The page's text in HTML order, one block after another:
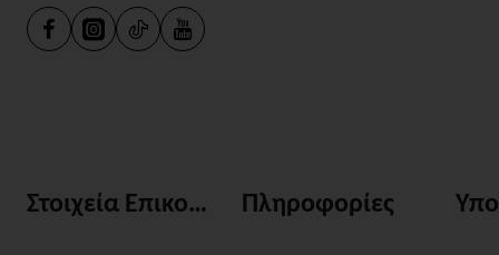
Στοιχεία Επικοινωνίας Πληροφορίες